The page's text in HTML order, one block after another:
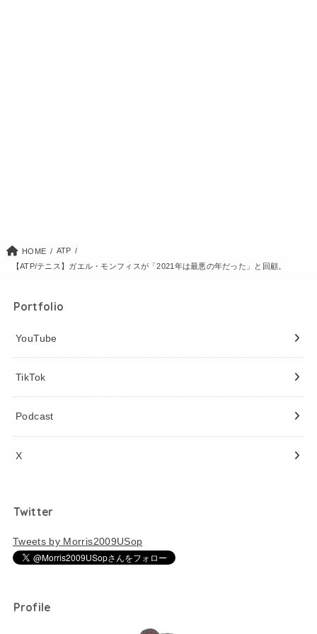
HOME
ATP
【ATP/テニス】ガエル・モンフィスが「2021年は最悪の年だった」と回顧。
Portfolio
YouTube
TikTok
Podcast
X
Twitter
Tweets by Morris2009USop
Profile